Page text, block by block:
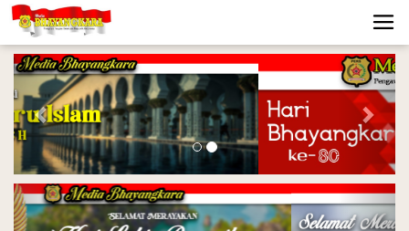
Previous Next
Previous Next